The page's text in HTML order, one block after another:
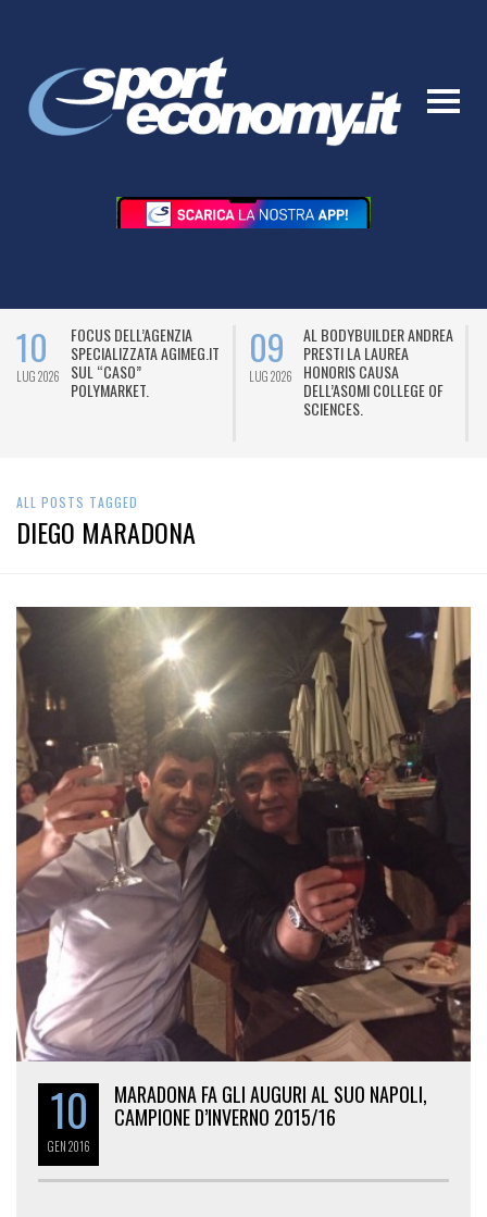
10
LUG 2026
FOCUS DELL’AGENZIA
SPECIALIZZATA AGIMEG.IT
SUL “CASO”
POLYMARKET.
09
LUG 2026
AL BODYBUILDER ANDREA
PRESTI LA LAUREA
HONORIS CAUSA
DELL’ASOMI COLLEGE OF
SCIENCES.
ALL POSTS TAGGED
DIEGO MARADONA
10
GEN2016
MARADONA FA GLI AUGURI AL SUO NAPOLI,
CAMPIONE D’INVERNO 2015/16